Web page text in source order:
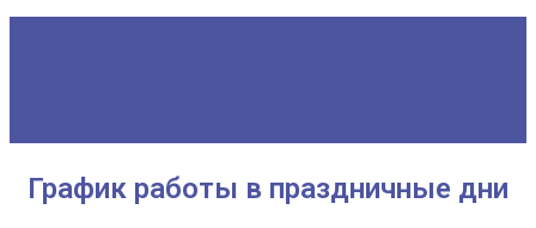
График работы в праздничные дни